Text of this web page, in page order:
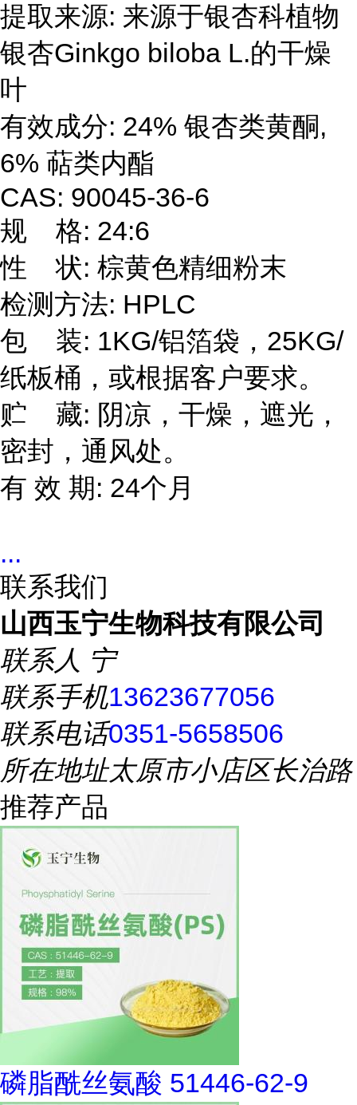
提取来源: 来源于银杏科植物
银杏Ginkgo biloba L.的干燥
叶
有效成分: 24% 银杏类黄酮,
6% 萜类内酯
CAS: 90045-36-6
规 格: 24:6
性 状: 棕黄色精细粉末
检测方法: HPLC
包 装: 1KG/铝箔袋，25KG/
纸板桶，或根据客户要求。
贮 藏: 阴凉，干燥，遮光，
密封，通风处。
有 效 期: 24个月
...
联系我们
山西玉宁生物科技有限公司
联系人 宁
联系手机13623677056
联系电话0351-5658506
所在地址太原市小店区长治路
推荐产品
磷脂酰丝氨酸 51446-62-9